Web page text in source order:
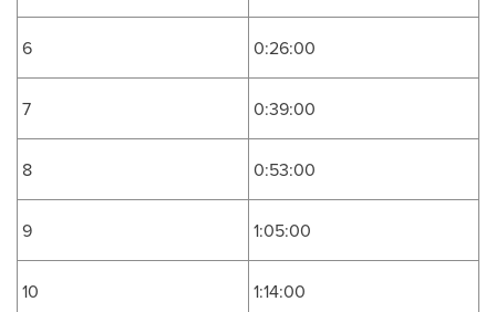
6 0:26:00
7 0:39:00
8 0:53:00
9 1:05:00
10 1:14:00